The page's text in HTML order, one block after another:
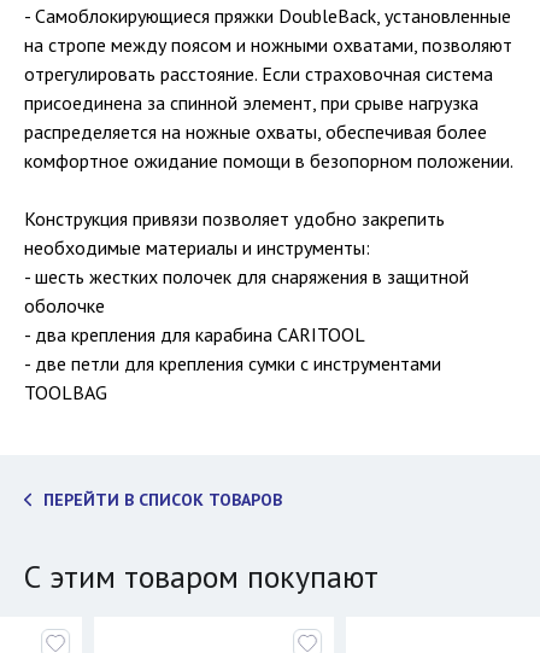
- Самоблокирующиеся пряжки DoubleBack, установленные
на стропе между поясом и ножными охватами, позволяют
отрегулировать расстояние. Если страховочная система
присоединена за спинной элемент, при срыве нагрузка
распределяется на ножные охваты, обеспечивая более
комфортное ожидание помощи в безопорном положении.
Конструкция привязи позволяет удобно закрепить
необходимые материалы и инструменты:
- шесть жестких полочек для снаряжения в защитной
оболочке
- два крепления для карабина CARITOOL
- две петли для крепления сумки с инструментами
TOOLBAG
ПЕРЕЙТИ В СПИСОК ТОВАРОВ
С этим товаром покупают